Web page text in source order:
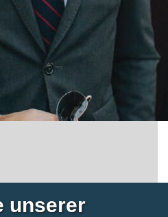
unserer